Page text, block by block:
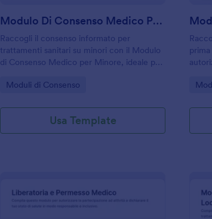
Modulo Di Consenso Medico Per Minore
Raccogli il consenso informato per
trattamenti sanitari su minori con il Modulo
di Consenso Medico per Minore, ideale per
che devono gestire autorizzazioni e
Go to Category:
Moduli di Consenso
Usa Template
che
Go